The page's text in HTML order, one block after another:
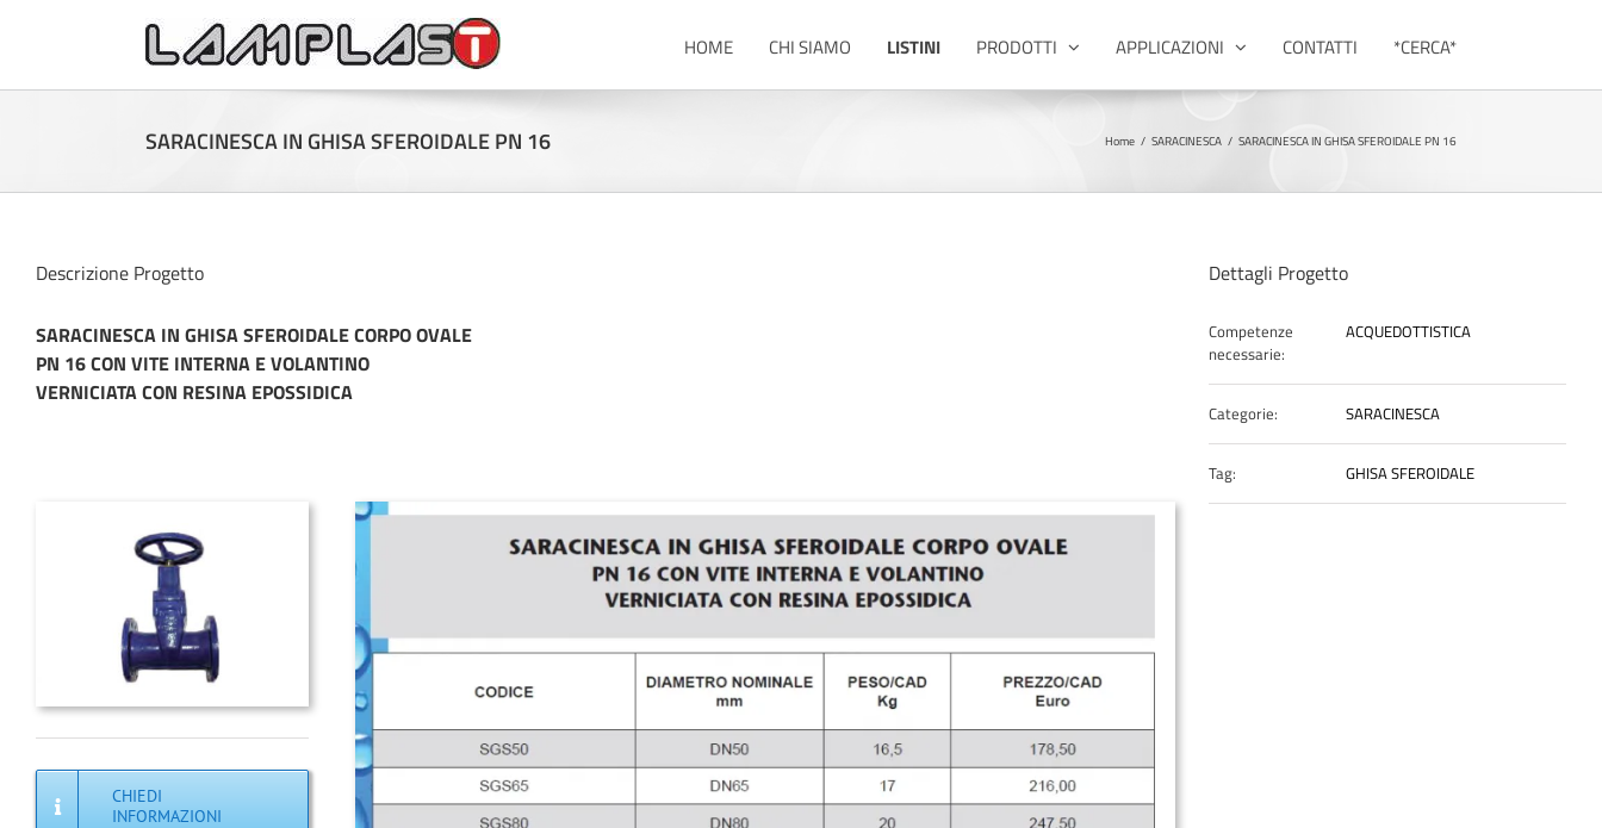
HOME CHI SIAMO LISTINI PRODOTTI APPLICAZIONI CONTATTI *CERCA*
SARACINESCA IN GHISA SFEROIDALE PN 16 Home / SARACINESCA / SARACINESCA IN GHISA SFEROIDALE PN 16
Descrizione Progetto
SARACINESCA IN GHISA SFEROIDALE CORPO OVALE
PN 16 CON VITE INTERNA E VOLANTINO
VERNICIATA CON RESINA EPOSSIDICA
CHIEDI
INFORMAZIONI
Dettagli Progetto
Competenze
necessarie:
ACQUEDOTTISTICA
Categorie: SARACINESCA
Tag: GHISA SFEROIDALE